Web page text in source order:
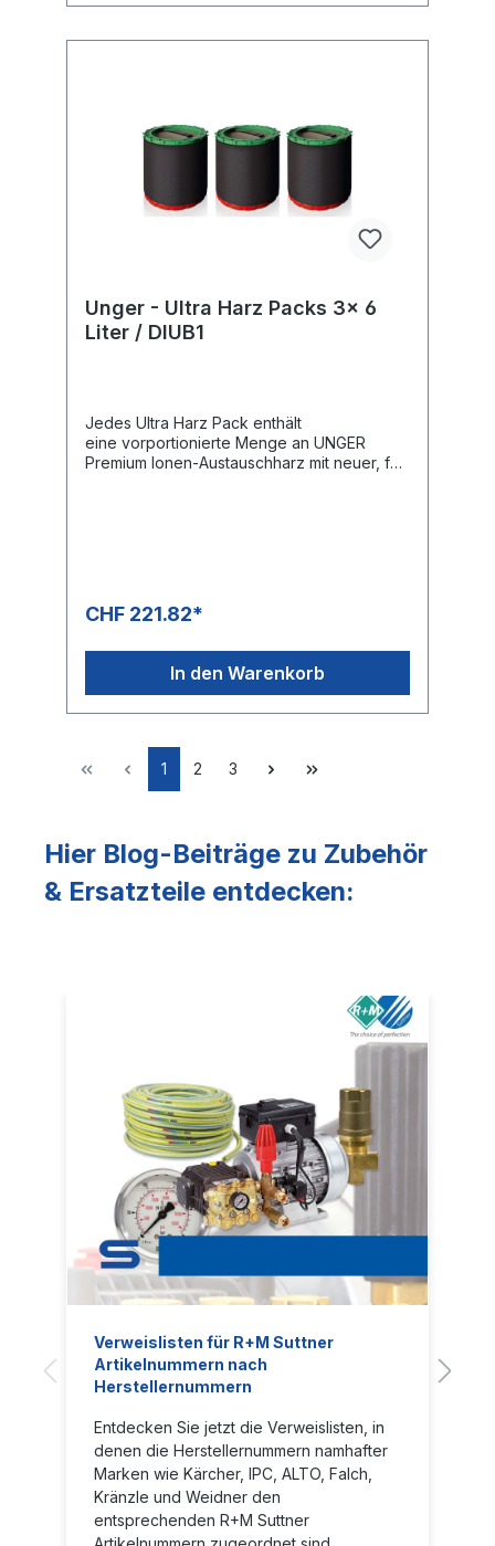
Unger - Ultra Harz Packs 3x 6
Liter / DIUB1
Jedes Ultra Harz Pack enthält
eine vorportionierte Menge an UNGER
Premium Ionen-Austauschharz mit neuer, für
CHF 221.82*
In den Warenkorb
1 2 3
Hier Blog-Beiträge zu Zubehör
& Ersatzteile entdecken:
Verweislisten für R+M Suttner
Artikelnummern nach
Herstellernummern
Entdecken Sie jetzt die Verweislisten, in
denen die Herstellernummern namhafter
Marken wie Kärcher, IPC, ALTO, Falch,
Kränzle und Weidner den
entsprechenden R+M Suttner